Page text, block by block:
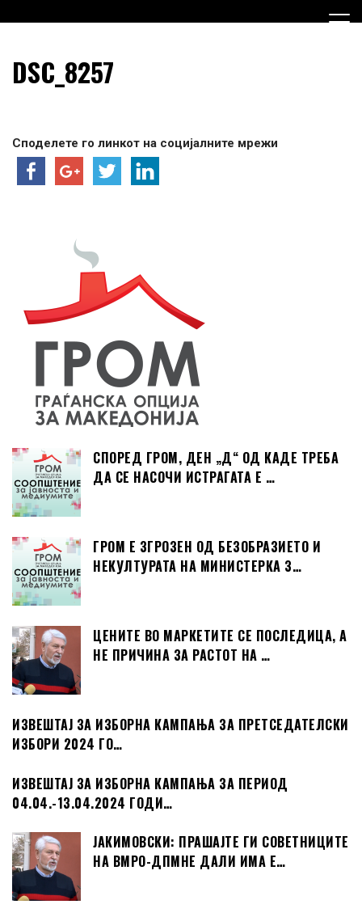
to
Граѓанска Опција за
Македонија
DSC_8257
Споделете го линкот на социјалните мрежи
СПОРЕД ГРОМ, ДЕН „Д“ ОД КАДЕ ТРЕБА
ДА СЕ НАСОЧИ ИСТРАГАТА Е …
ГРОМ Е ЗГРОЗЕН ОД БЕЗОБРАЗИЕТО И
НЕКУЛТУРАТА НА МИНИСТЕРКА З…
ЦЕНИТЕ ВО МАРКЕТИТЕ СЕ ПОСЛЕДИЦА, А
НЕ ПРИЧИНА ЗА РАСТОТ НА …
ИЗВЕШТАЈ ЗА ИЗБОРНА КАМПАЊА ЗА ПРЕТСЕДАТЕЛСКИ
ИЗБОРИ 2024 ГО…
ИЗВЕШТАЈ ЗА ИЗБОРНА КАМПАЊА ЗА ПЕРИОД
04.04.-13.04.2024 ГОДИ…
ЈАКИМОВСКИ: ПРАШАЈТЕ ГИ СОВЕТНИЦИТЕ
НА ВМРО-ДПМНЕ ДАЛИ ИМА Е…